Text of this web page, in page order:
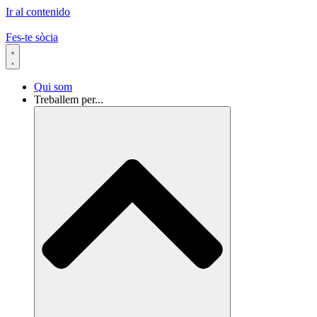
Ir al contenido
Fes-te sòcia
Qui som
Treballem per...